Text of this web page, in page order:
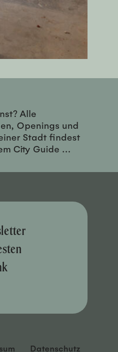
Alle
Openings und
Stadt findest
City Guide ...
Datenschutz